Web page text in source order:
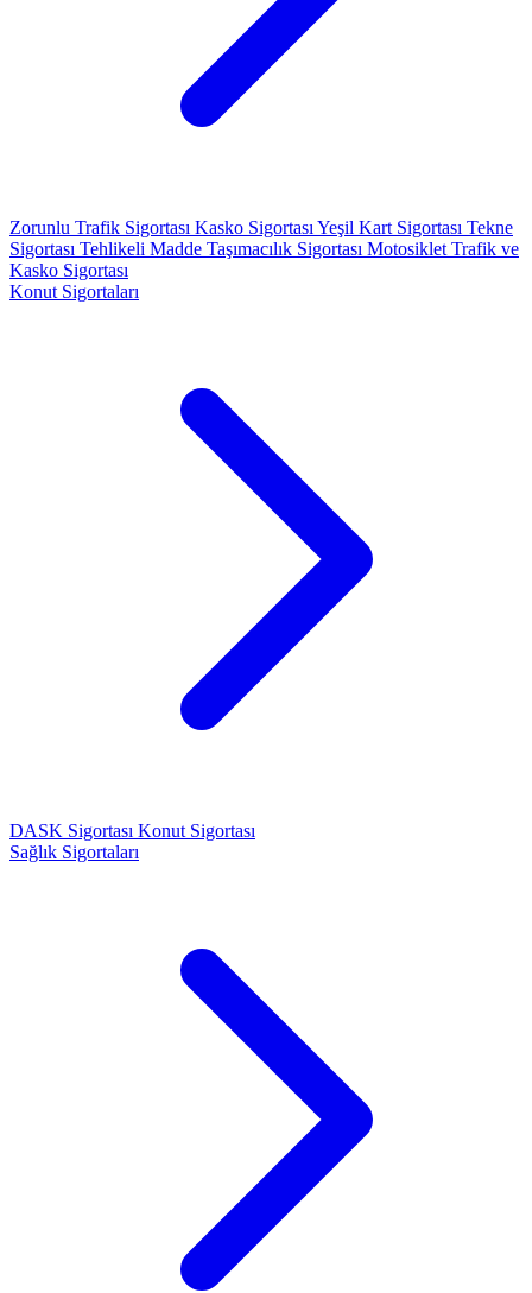
Zorunlu Trafik Sigortası Kasko Sigortası Yeşil Kart Sigortası Tekne
Sigortası Tehlikeli Madde Taşımacılık Sigortası Motosiklet Trafik ve
Kasko Sigortası
Konut Sigortaları
DASK Sigortası Konut Sigortası
Sağlık Sigortaları